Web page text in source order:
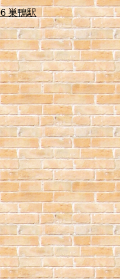
巣鴨駅